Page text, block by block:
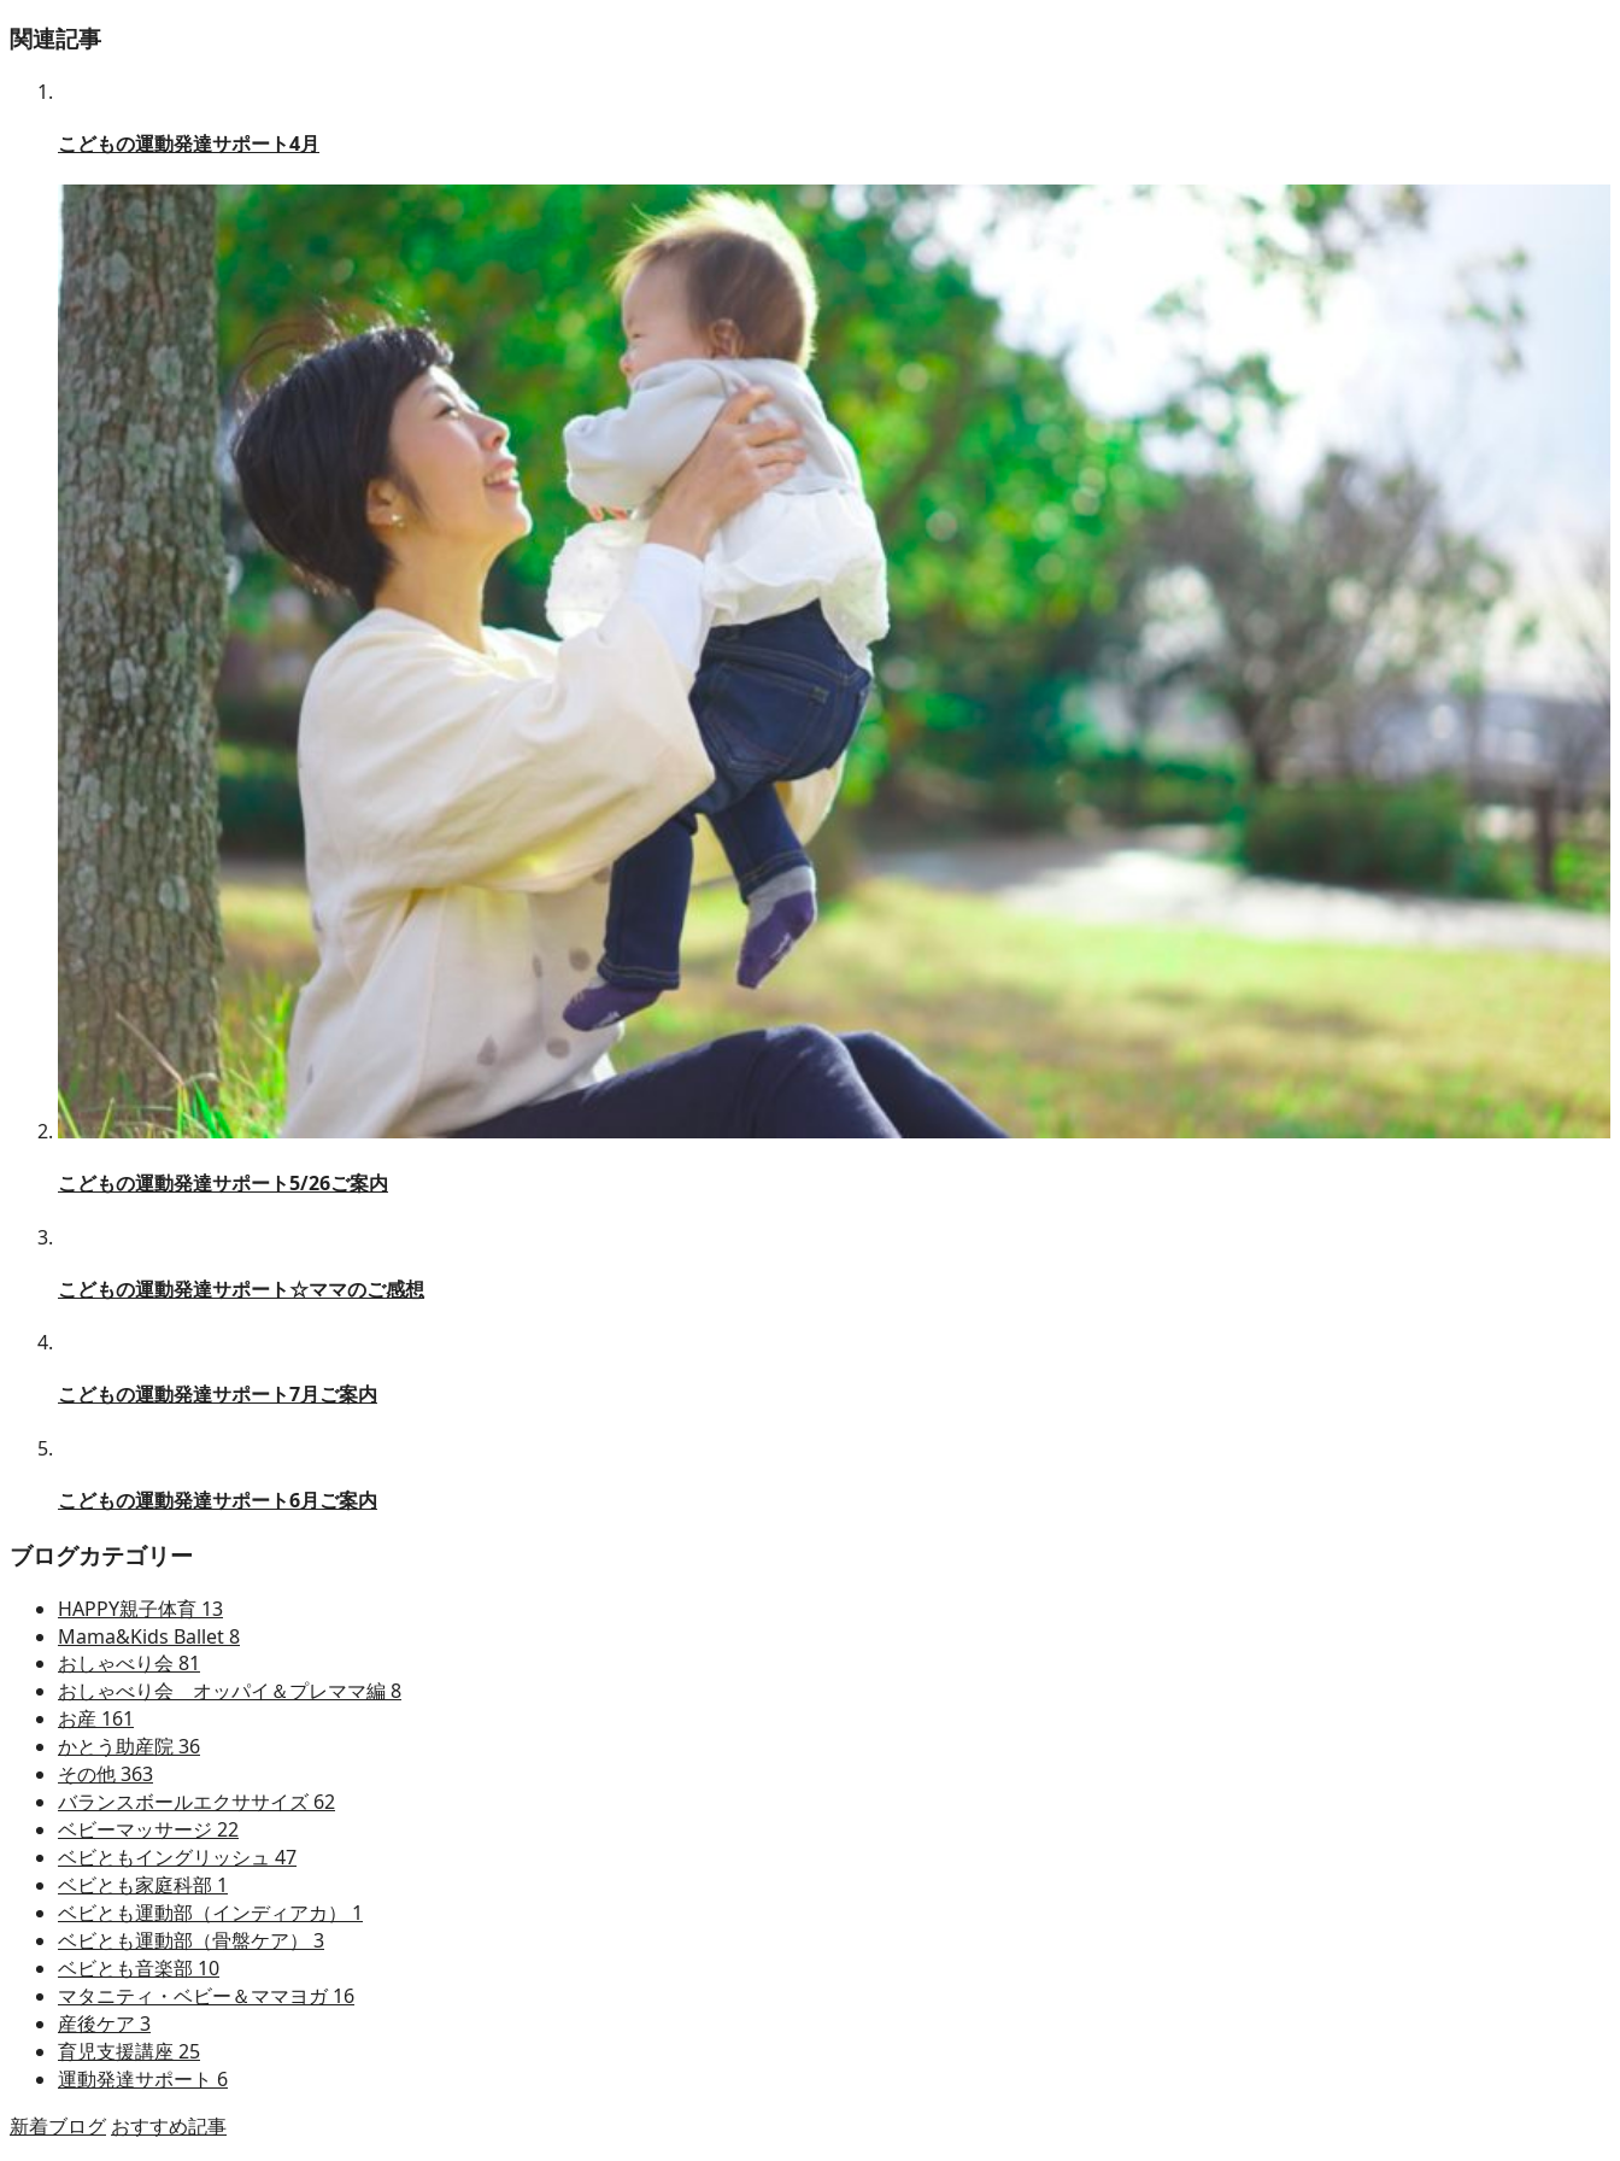
関連記事
こどもの運動発達サポート4月
こどもの運動発達サポート5/26ご案内
こどもの運動発達サポート☆ママのご感想
こどもの運動発達サポート7月ご案内
こどもの運動発達サポート6月ご案内
ブログカテゴリー
HAPPY親子体育 13
Mama&Kids Ballet8
おしゃべり会 81
おしゃべり会 オッパイ＆プレママ編8
お産 161
かとう助産院36
その他363
バランスボールエクササイズ 62
ベビーマッサージ 22
ベビともイングリッシュ 47
ベビとも家庭科部 1
ベビとも運動部（インディアカ） 1
ベビとも運動部（骨盤ケア） 3
ベビとも音楽部 10
マタニティ・ベビー＆ママヨガ16
産後ケア 3
育児支援講座 25
運動発達サポート 6
新着ブログ おすすめ記事